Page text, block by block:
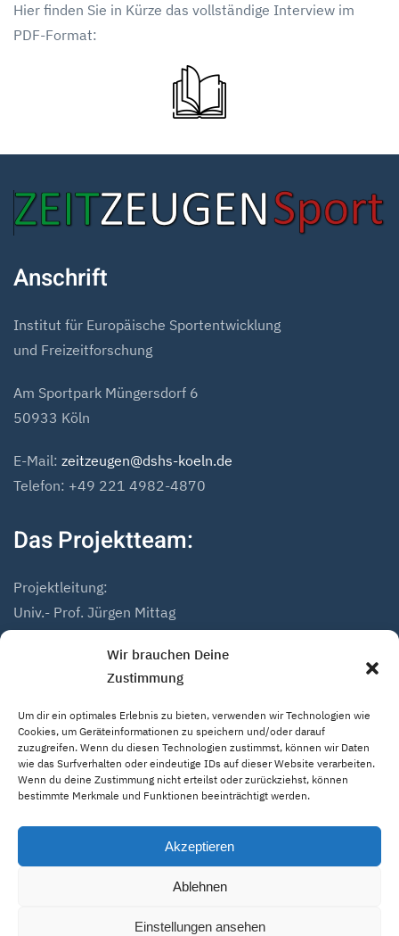
Wir brauchen Deine
Zustimmung
Um dir ein optimales Erlebnis zu bieten, verwenden wir Technologien wie
Cookies, um Geräteinformationen zu speichern und/oder darauf
zuzugreifen. Wenn du diesen Technologien zustimmst, können wir Daten
wie das Surfverhalten oder eindeutige IDs auf dieser Website verarbeiten.
Wenn du deine Zustimmung nicht erteilst oder zurückziehst, können
bestimmte Merkmale und Funktionen beeinträchtigt werden.
Akzeptieren
Ablehnen
Einstellungen ansehen
Hier finden Sie in Kürze das vollständige Interview im
PDF-Format:
Anschrift
Institut für Europäische Sportentwicklung
und Freizeitforschung
Am Sportpark Müngersdorf 6
50933 Köln
E-Mail: zeitzeugen@dshs-koeln.de
Telefon: +49 221 4982-4870
Das Projektteam:
Projektleitung:
Univ.- Prof. Jürgen Mittag
Projektmitarbeiter:
Niklas Hack
Datenschutzerklärung
© 2022 Institut für Europäische Sportentwicklung und
Freizeitforschung • Deutsches Sport & Olympia Museum